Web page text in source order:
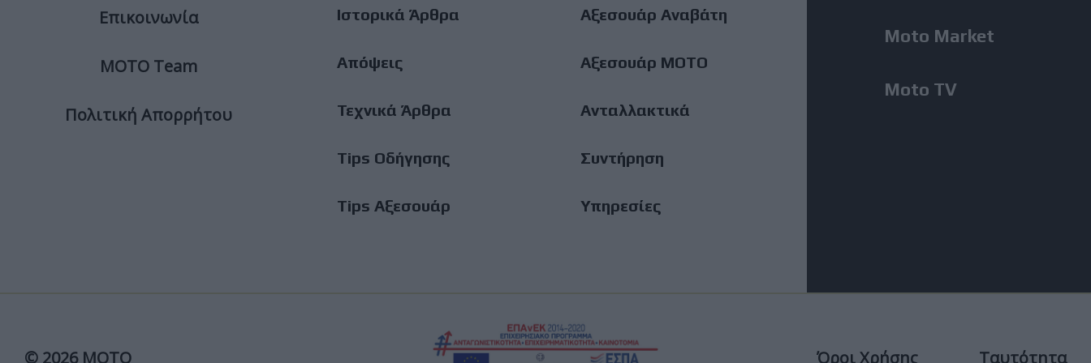
Επικοινωνία
ΜΟΤΟ Team
Πολιτική Απορρήτου
Ιστορικά Άρθρα
Απόψεις
Τεχνικά Άρθρα
Tips Οδήγησης
Tips Αξεσουάρ
Αξεσουάρ Αναβάτη
Αξεσουάρ ΜΟΤΟ
Ανταλλακτικά
Συντήρηση
Υπηρεσίες
Moto Market
Moto TV
© 2026 ΜΟΤΟ Όροι Χρήσης Ταυτότητα